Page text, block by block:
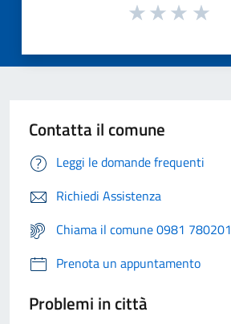
Contatta il comune
Leggi le domande frequenti
Richiedi Assistenza
Chiama il comune 0981 780201
Prenota un appuntamento
Problemi in città